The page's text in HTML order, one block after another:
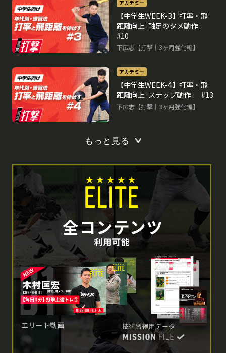
アカデミー
【中学生WEEK-3】打率・飛
距離向上｢軸足のタメ動作｣
#10
下広志【打撃｜3ヶ月強化編】
アカデミー
【中学生WEEK-4】打率・飛
距離向上｢ステップ動作｣ #13
下広志【打撃｜3ヶ月強化編】
もっと見る